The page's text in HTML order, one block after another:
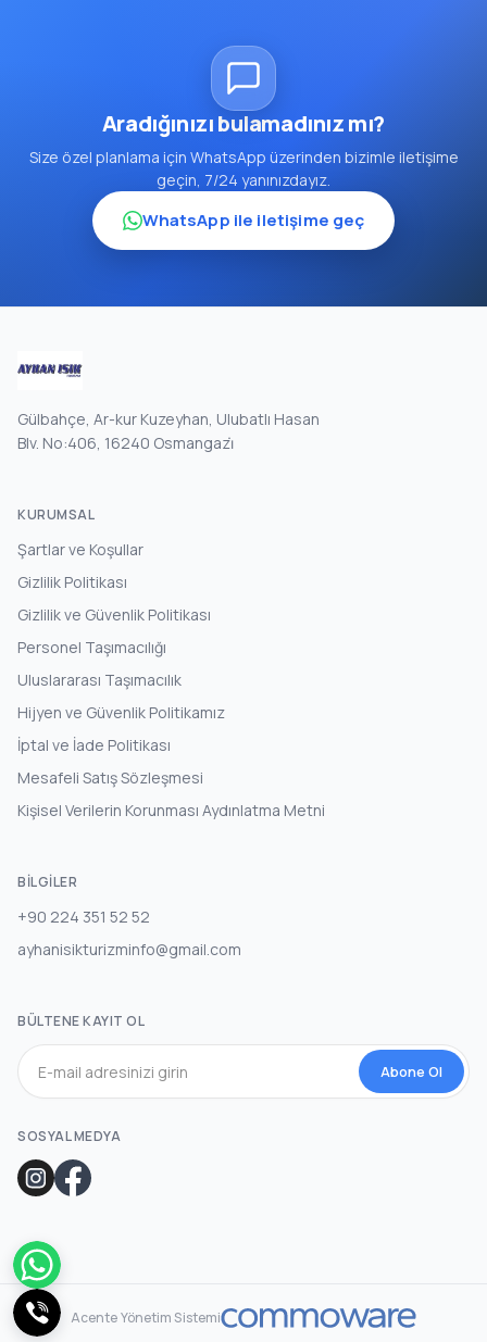
Aradığınızı bulamadınız mı?
Size özel planlama için WhatsApp üzerinden bizimle iletişime
geçin, 7/24 yanınızdayız.
WhatsApp ile iletişime geç
Gülbahçe, Ar-kur Kuzeyhan, Ulubatlı Hasan
Blv. No:406, 16240 Osmangazi̇
KURUMSAL
Şartlar ve Koşullar
Gizlilik Politikası
Gizlilik ve Güvenlik Politikası
Personel Taşımacılığı
Uluslararası Taşımacılık
Hijyen ve Güvenlik Politikamız
İptal ve İade Politikası
Mesafeli Satış Sözleşmesi
Kişisel Verilerin Korunması Aydınlatma Metni
BILGILER
+90 224 351 52 52
ayhanisikturizminfo@gmail.com
BÜLTENE KAYIT OL
Abone Ol
SOSYAL MEDYA
Acente Yönetim Sistemi